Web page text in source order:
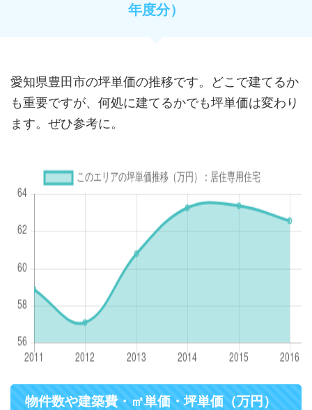
年度分）
愛知県豊田市の坪単価の推移です。どこで建てるか
も重要ですが、何処に建てるかでも坪単価は変わり
ます。ぜひ参考に。
物件数や建築費・㎡単価・坪単価（万円）